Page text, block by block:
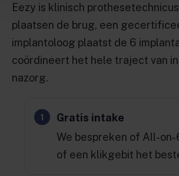
Eezy is klinisch
plaatsen de brug, een
implantoloog plaatst de 6
coördineert het hele traject van
nazorg.
Gratis intake
We bespreken of All-
of een klikgebit het